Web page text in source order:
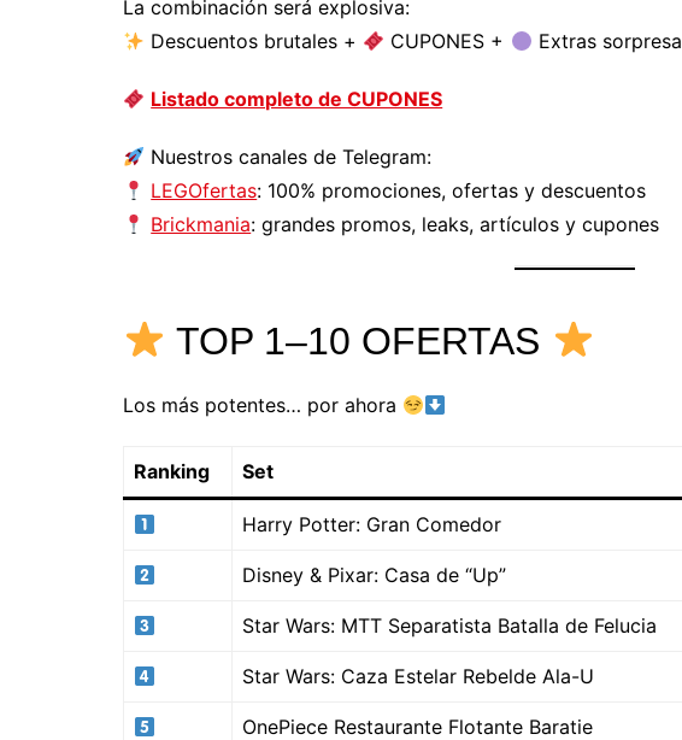
La combinación será explosiva:
Descuentos brutales +
CUPONES + Extras sorpresa
Listado completo de CUPONES
Nuestros canales de Telegram:
LEGOfertas: 100% promociones, ofertas y descuentos
Brickmania: grandes promos, leaks, artículos y cupones
TOP 1–10 OFERTAS
Los más potentes… por ahora
Ranking Set
Harry Potter: Gran Comedor
Disney & Pixar: Casa de “Up”
Star Wars: MTT Separatista Batalla de Felucia
Star Wars: Caza Estelar Rebelde Ala-U
OnePiece Restaurante Flotante Baratie